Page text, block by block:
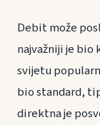
Debit može
najvažniji je bio
svijetu
bio standard,
direktna je